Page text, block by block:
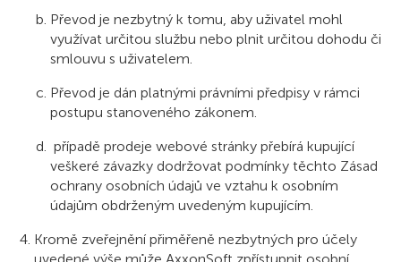
Převod je nezbytný k tomu, aby uživatel mohl
využívat určitou službu nebo plnit určitou dohodu či
smlouvu s uživatelem.
Převod je dán platnými právními předpisy v rámci
postupu stanoveného zákonem.
případě prodeje webové stránky přebírá kupující
veškeré závazky dodržovat podmínky těchto Zásad
ochrany osobních údajů ve vztahu k osobním
údajům obdrženým uvedeným kupujícím.
Kromě zveřejnění přiměřeně nezbytných pro účely